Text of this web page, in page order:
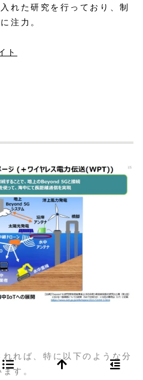
れた研究を行っており、制
注力。
ト
れば、特に以下のような分
す。